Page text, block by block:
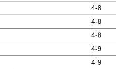
4-8
4-8
4-8
4-9
4-9